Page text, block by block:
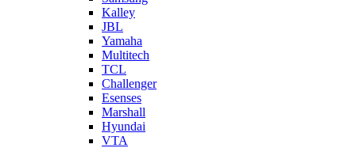
Kalley
JBL
Yamaha
Multitech
TCL
Challenger
Esenses
Marshall
Hyundai
VTA